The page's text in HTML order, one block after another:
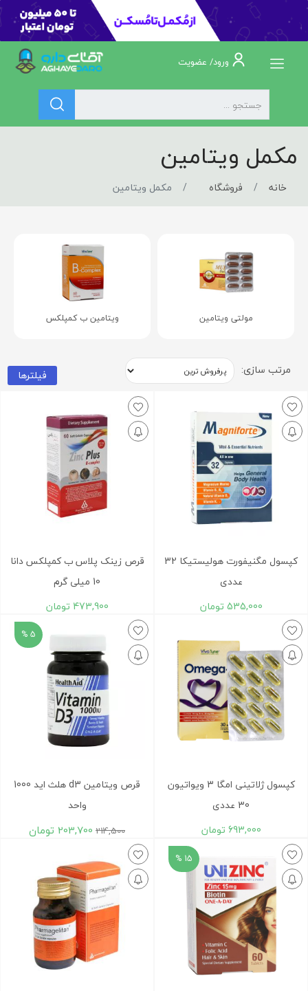
ورود/ عضویت
مکمل ویتامین
خانه فروشگاه مکمل ویتامین
مولتی ویتامین ویتامین ب کمپلکس
مرتب سازی: فیلترها
کپسول مگنیفورت هولیستیکا 32
عددی
535,000 تومان
قرص زینک پلاس ب کمپلکس دانا
10 میلی گرم
473,900 تومان
کپسول ژلاتینی امگا 3 ویواتیون
30 عددی
693,000 تومان
5 %
قرص ویتامین d3 هلث اید 1000
واحد
214,500
203,700 تومان
15 %